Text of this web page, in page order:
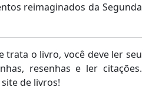
reimaginados da Segunda
trata o livro, você deve ler seu
resenhas e ler citações.
de livros!